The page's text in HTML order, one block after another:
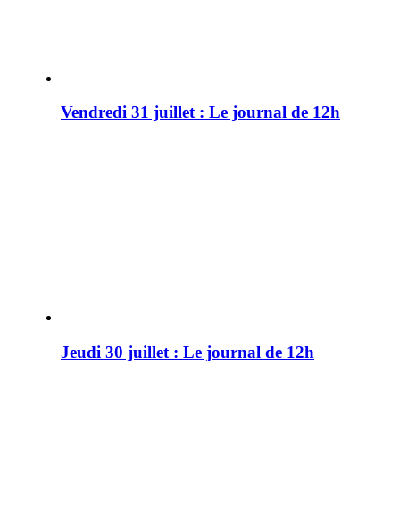
Vendredi 31 juillet : Le journal de 12h
Jeudi 30 juillet : Le journal de 12h